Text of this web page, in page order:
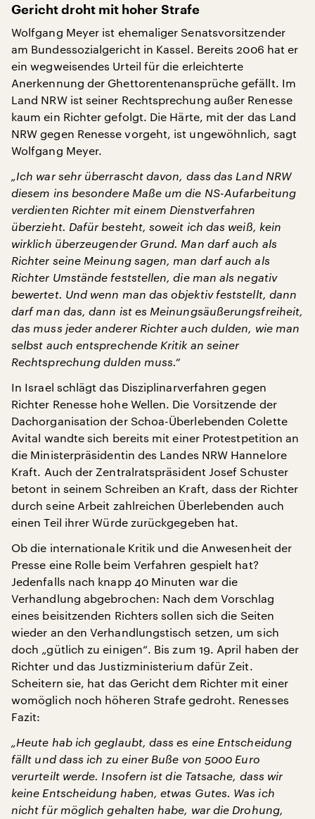
Gericht droht mit hoher Strafe
Wolfgang Meyer ist ehemaliger Senatsvorsitzender
am Bundessozialgericht in Kassel. Bereits 2006 hat er
ein wegweisendes Urteil für die erleichterte
Anerkennung der Ghettorentenansprüche gefällt. Im
Land NRW ist seiner Rechtsprechung außer Renesse
kaum ein Richter gefolgt. Die Härte, mit der das Land
NRW gegen Renesse vorgeht, ist ungewöhnlich, sagt
Wolfgang Meyer.
„Ich war sehr überrascht davon, dass das Land NRW
diesem ins besondere Maße um die NS-Aufarbeitung
verdienten Richter mit einem Dienstverfahren
überzieht. Dafür besteht, soweit ich das weiß, kein
wirklich überzeugender Grund. Man darf auch als
Richter seine Meinung sagen, man darf auch als
Richter Umstände feststellen, die man als negativ
bewertet. Und wenn man das objektiv feststellt, dann
darf man das, dann ist es Meinungsäußerungsfreiheit,
das muss jeder anderer Richter auch dulden, wie man
selbst auch entsprechende Kritik an seiner
Rechtsprechung dulden muss.“
In Israel schlägt das Disziplinarverfahren gegen
Richter Renesse hohe Wellen. Die Vorsitzende der
Dachorganisation der Schoa-Überlebenden Colette
Avital wandte sich bereits mit einer Protestpetition an
die Ministerpräsidentin des Landes NRW Hannelore
Kraft. Auch der Zentralratspräsident Josef Schuster
betont in seinem Schreiben an Kraft, dass der Richter
durch seine Arbeit zahlreichen Überlebenden auch
einen Teil ihrer Würde zurückgegeben hat.
Ob die internationale Kritik und die Anwesenheit der
Presse eine Rolle beim Verfahren gespielt hat?
Jedenfalls nach knapp 40 Minuten war die
Verhandlung abgebrochen: Nach dem Vorschlag
eines beisitzenden Richters sollen sich die Seiten
wieder an den Verhandlungstisch setzen, um sich
doch „gütlich zu einigen“. Bis zum 19. April haben der
Richter und das Justizministerium dafür Zeit.
Scheitern sie, hat das Gericht dem Richter mit einer
womöglich noch höheren Strafe gedroht. Renesses
Fazit:
„Heute hab ich geglaubt, dass es eine Entscheidung
fällt und dass ich zu einer Buße von 5000 Euro
verurteilt werde. Insofern ist die Tatsache, dass wir
keine Entscheidung haben, etwas Gutes. Was ich
nicht für möglich gehalten habe, war die Drohung,